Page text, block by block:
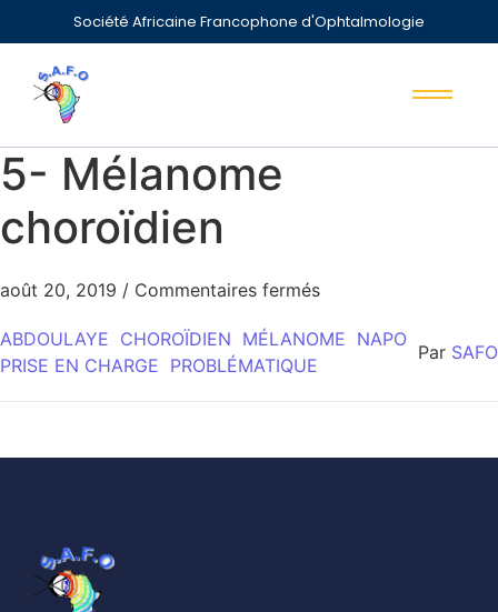
Société Africaine Francophone d'Ophtalmologie
5- Mélanome
choroïdien
août 20, 2019 / Commentaires fermés
ABDOULAYE CHOROÏDIEN MÉLANOME NAPO
PRISE EN CHARGE PROBLÉMATIQUE
Par SAFO